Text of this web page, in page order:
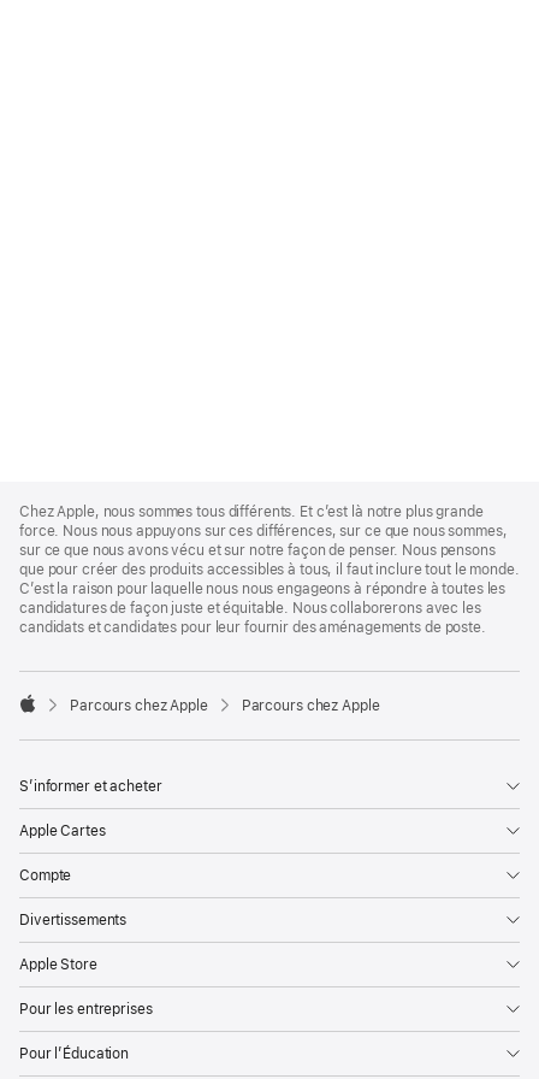
Footer
Chez Apple, nous sommes tous différents. Et c’est là notre plus grande
force. Nous nous appuyons sur ces différences, sur ce que nous sommes,
sur ce que nous avons vécu et sur notre façon de penser. Nous pensons
que pour créer des produits accessibles à tous, il faut inclure tout le monde.
C’est la raison pour laquelle nous nous engageons à répondre à toutes les
candidatures de façon juste et équitable. Nous collaborerons avec les
candidats et candidates pour leur fournir des aménagements de poste.

Parcours chez Apple Parcours chez Apple
S’informer et acheter
Apple Cartes
Compte
Divertissements
Apple Store
Pour les entreprises
Pour l’Éducation